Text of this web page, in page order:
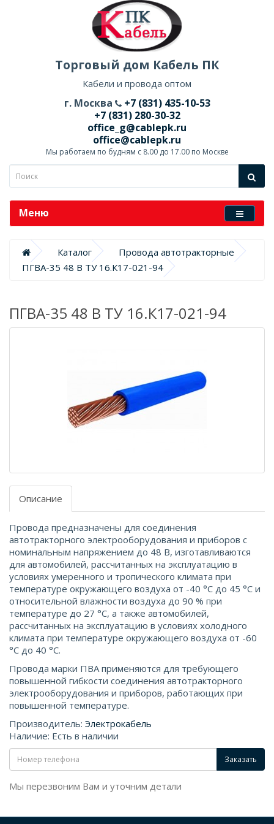
Торговый дом Кабель ПК
Кабели и провода оптом
г. Москва
+7 (831) 435-10-53
+7 (831) 280-30-32
office_g@cablepk.ru
office@cablepk.ru
Мы работаем по будням с 8.00 до 17.00 по Москве
Меню
Каталог
Провода автотракторные
ПГВА-35 48 В ТУ 16.К17-021-94
ПГВА-35 48 В ТУ 16.К17-021-94
Описание
Провода предназначены для соединения
автотракторного электрооборудования и приборов с
номинальным напряжением до 48 В, изготавливаются
для автомобилей, рассчитанных на эксплуатацию в
условиях умеренного и тропического климата при
температуре окружающего воздуха от -40 °С до 45 °С и
относительной влажности воздуха до 90 % при
температуре до 27 °С, а также автомобилей,
рассчитанных на эксплуатацию в условиях холодного
климата при температуре окружающего воздуха от -60
°С до 40 °С.
Провода марки ПВА применяются для требующего
повышенной гибкости соединения автотракторного
электрооборудования и приборов, работающих при
повышенной температуре.
Производитель: Электрокабель
Наличие: Есть в наличии
Заказать
Мы перезвоним Вам и уточним детали